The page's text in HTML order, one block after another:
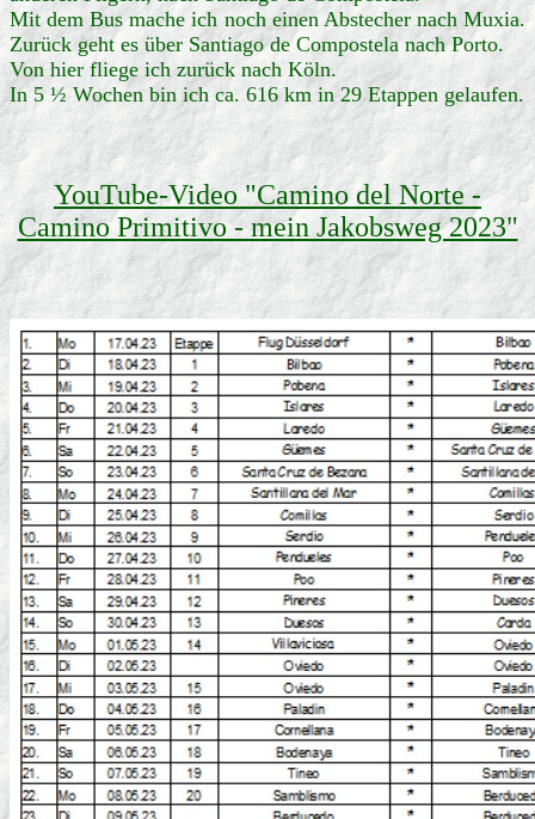
Mit dem Bus mache ich noch einen Abstecher nach Muxia.
Zurück geht es über Santiago de Compostela nach Porto.
Von hier fliege ich zurück nach Köln.
In 5 ½ Wochen bin ich ca. 616 km in 29 Etappen gelaufen.
YouTube-Video "Camino del Norte -
Camino Primitivo - mein Jakobsweg 2023"